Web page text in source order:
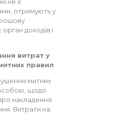
не є
отримують у
доходів і
витрат у
правил
митних
щодо
накладення
Витрати на